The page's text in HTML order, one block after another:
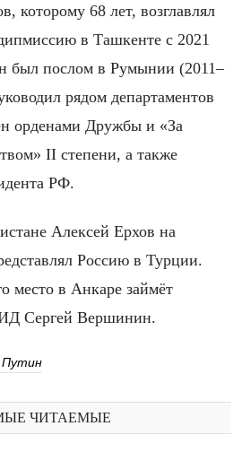
в Ташкенте с 2021
был послом в Румынии (2011–
рядом департаментов
орденами Дружбы и «За
II степени, а также
РФ.
Алексей Ерхов на
Россию в Турции.
место в Анкаре займёт
Сергей Вершинин.
Путин
ЧИТАЕМЫЕ